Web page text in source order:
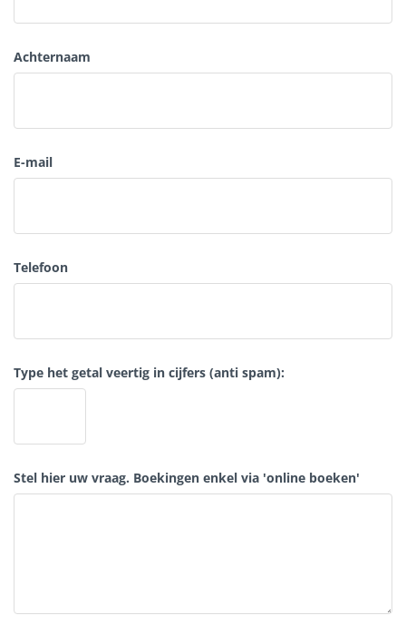
Achternaam
E-mail
Telefoon
Type het getal veertig in cijfers (anti spam):
Stel hier uw vraag. Boekingen enkel via 'online boeken'